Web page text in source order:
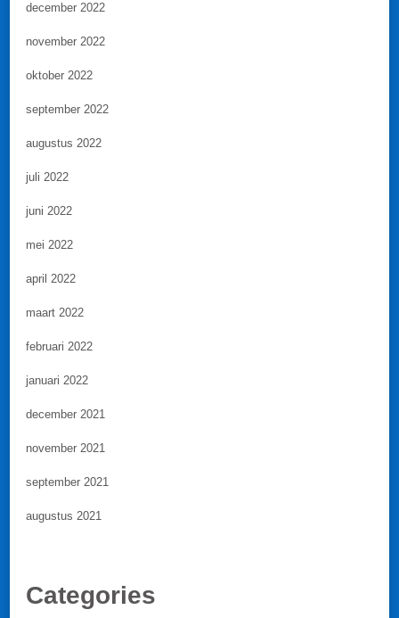
december 2022
november 2022
oktober 2022
september 2022
augustus 2022
juli 2022
juni 2022
mei 2022
april 2022
maart 2022
februari 2022
januari 2022
december 2021
november 2021
september 2021
augustus 2021
Categories